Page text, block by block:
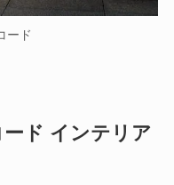
ード
ド インテリア